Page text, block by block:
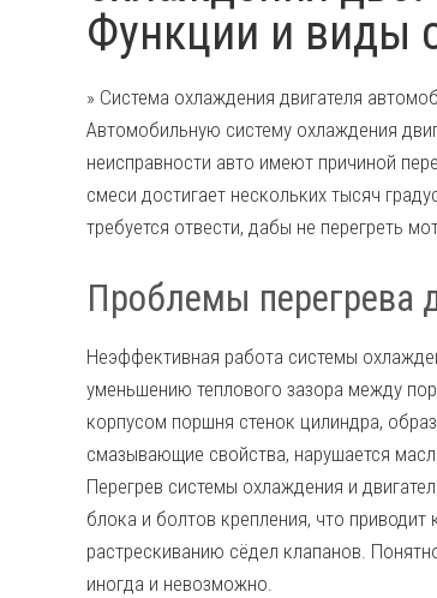
Функции и виды
» Система охлаждения двигателя
Автомобильную систему охлаждения
неисправности авто имеют причиной
смеси достигает нескольких тысяч
требуется отвести, дабы не перегреть
Проблемы перегрева
Неэффективная работа системы
уменьшению теплового зазора между
корпусом поршня стенок цилиндра,
смазывающие свойства, нарушается
Перегрев системы охлаждения и
блока и болтов крепления, что
растрескиванию сёдел клапанов.
иногда и невозможно.